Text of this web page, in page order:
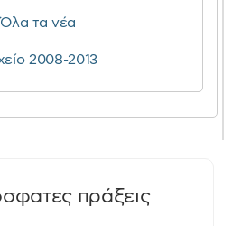
Όλα τα νέα
2008-2013
πράξεις